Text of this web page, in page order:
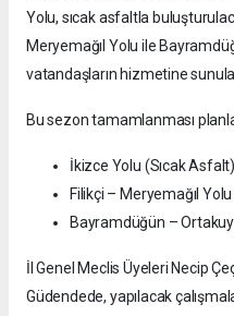
Yolu, sıcak asfaltla
Meryemağıl Yolu ile
vatandaşların hizmetine
Bu sezon tamamlanması
İkizce Yolu (Sıcak Asfalt)
Filikçi – Meryemağıl Yolu
Bayramdüğün –
İl Genel Meclis Üyeleri Necip
Güdendede, yapılacak